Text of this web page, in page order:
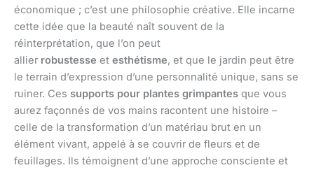
économique ; c’est une philosophie créative. Elle incarne
cette idée que la beauté naît souvent de la
réinterprétation, que l’on peut
allier robustesse et esthétisme, et que le jardin peut être
le terrain d’expression d’une personnalité unique, sans se
ruiner. Ces supports pour plantes grimpantes que vous
aurez façonnés de vos mains racontent une histoire –
celle de la transformation d’un matériau brut en un
élément vivant, appelé à se couvrir de fleurs et de
feuillages. Ils témoignent d’une approche consciente et